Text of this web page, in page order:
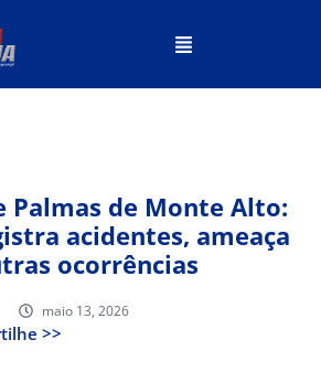
Palmas de Monte Alto:
acidentes, ameaça
ocorrências
maio 13, 2026
>>